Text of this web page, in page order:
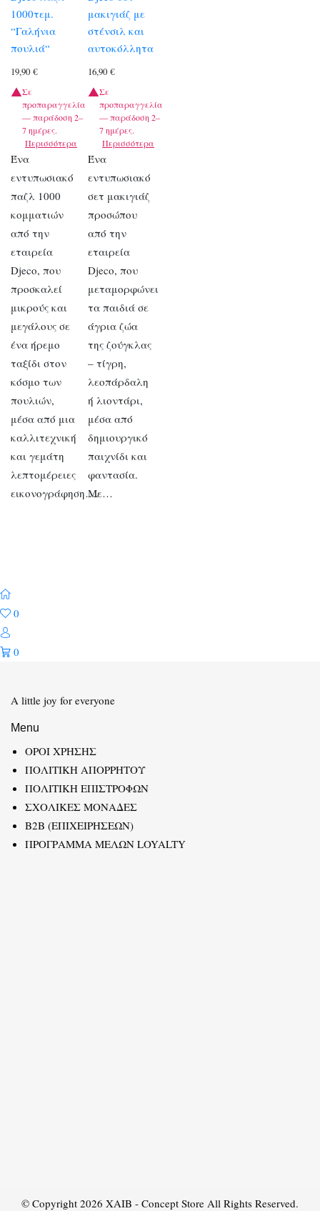
1000τεμ.
“Γαλήνια
πουλιά“
19,90 €
Σε
προπαραγγελία
— παράδοση 2–
7 ημέρες.
Περισσότερα
Ένα
εντυπωσιακό
παζλ 1000
κομματιών
από την
εταιρεία
Djeco, που
προσκαλεί
μικρούς και
μεγάλους σε
ένα ήρεμο
ταξίδι στον
κόσμο των
πουλιών,
μέσα από μια
καλλιτεχνική
και γεμάτη
λεπτομέρειες
εικονογράφηση….
μακιγιάζ με
στένσιλ και
αυτοκόλλητα
16,90€
Σε
προπαραγγελία
— παράδοση 2–
7 ημέρες.
Περισσότερα
Ένα
εντυπωσιακό
σετ μακιγιάζ
προσώπου
από την
εταιρεία
Djeco, που
μεταμορφώνει
τα παιδιά σε
άγρια ζώα
της ζούγκλας
– τίγρη,
λεοπάρδαλη
ή λιοντάρι,
μέσα από
δημιουργικό
παιχνίδι και
φαντασία.
Με…
0
0
A little joy for everyone
Menu
ΟΡΟΙ ΧΡΗΣΗΣ
ΠΟΛΙΤΙΚΗ ΑΠΟΡΡΗΤΟΥ
ΠΟΛΙΤΙΚΗ ΕΠΙΣΤΡΟΦΩΝ
ΣΧΟΛΙΚΕΣ ΜΟΝΑΔΕΣ
B2B (ΕΠΙΧΕΙΡΗΣΕΩΝ)
ΠΡΟΓΡΑΜΜΑ ΜΕΛΩΝ LOYALTY
© Copyright 2026 XAIB - Concept Store All Rights Reserved.